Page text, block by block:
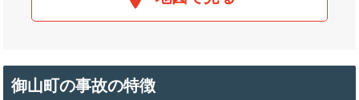
御山町の事故の特徴